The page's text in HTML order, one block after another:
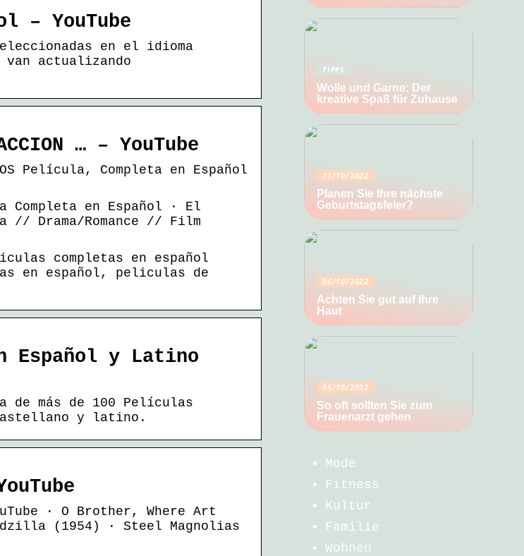
– YouTube
en el idioma
actualizando
… – YouTube
Película, Completa en Español
Completa en Español · El
// Drama/Romance // Film
completas en español
en español, peliculas de
Español y Latino
de más de 100 Películas
y latino.
· O Brother, Where Art
(1954) · Steel Magnolias
TIPPS
Wolle und Garne: Der
kreative Spaß für Zuhause
11/10/2022
Planen Sie Ihre nächste
Geburtstagsfeier?
06/10/2022
Achten Sie gut auf Ihre
Haut
05/10/2022
So oft sollten Sie zum
Frauenarzt gehen
Mode
Fitness
Kultur
Familie
Wohnen